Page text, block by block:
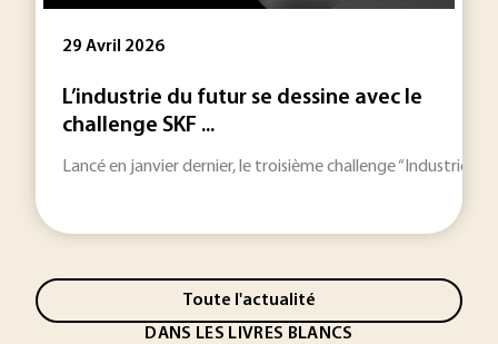
29 Avril 2026
L’industrie du futur se dessine avec le
challenge SKF ...
Lancé en janvier dernier, le troisième challenge “Industrie
Toute l'actualité
DANS LES LIVRES BLANCS